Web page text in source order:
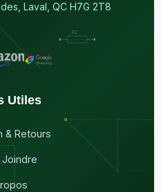
Laval, QC H7G 2T8
Utiles
& Retours
Joindre